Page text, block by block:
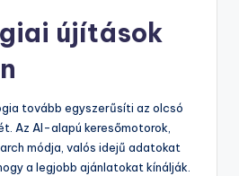
újítások
tovább egyszerűsíti az olcsó
Az AI-alapú keresőmotorok,
módja, valós idejű adatokat
a legjobb ajánlatokat kínálják.